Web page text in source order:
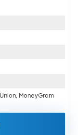
MoneyGram